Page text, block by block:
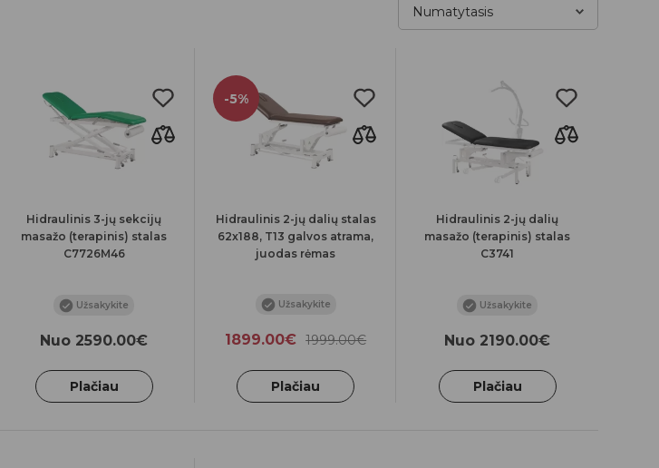
Hidraulinis 3-jų sekcijų
masažo (terapinis) stalas
C7726M46
Užsakykite
Nuo 2590.00€
Plačiau
-5%
Hidraulinis 2-jų dalių stalas
62x188, T13 galvos atrama,
juodas rėmas
Užsakykite
1899.00€ 1999.00€
Plačiau
Hidraulinis 2-jų dalių
masažo (terapinis) stalas
C3741
Užsakykite
Nuo 2190.00€
Plačiau